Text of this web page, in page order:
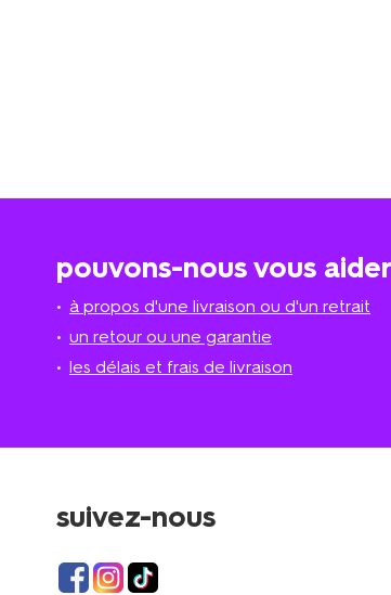
pouvons-nous vous
à propos d'une livraison ou d'un retrait
un retour ou une garantie
les délais et frais de livraison
suivez-nous